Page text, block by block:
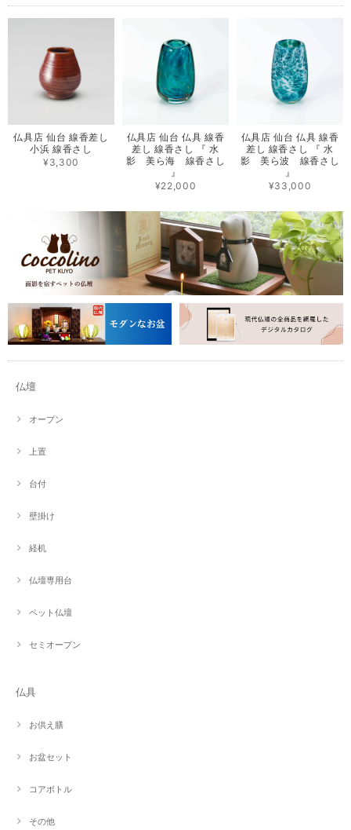
仏具店 仙台 線香差し
小浜 線香さし
¥3,300
仏具店 仙台 仏具 線香
差し 線香さし 『 水
影 美ら海 線香さし
』
¥22,000
仏具店 仙台 仏具 線香
差し 線香さし 『 水
影 美ら波 線香さし
』
¥33,000
仏壇
オープン
上置
台付
壁掛け
経机
仏壇専用台
ペット仏壇
セミオープン
仏具
お供え膳
お盆セット
コアボトル
その他